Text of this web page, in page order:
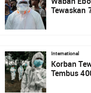
Tewaskan
International
Korban
Tembus